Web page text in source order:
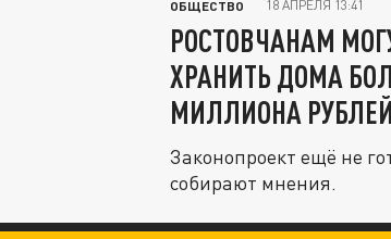
ОБЩЕСТВО 18 АПРЕЛЯ 13:41
РОСТОВЧАНАМ
ХРАНИТЬ ДОМА
МИЛЛИОНА
Законопроект ещё не
собирают мнения.